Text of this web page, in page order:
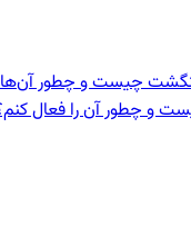
انگشت چیست و چطور آن‌ها
و چطور آن را فعال